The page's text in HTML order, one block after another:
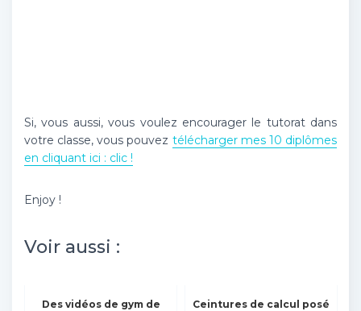
Si, vous aussi, vous voulez encourager le tutorat dans
votre classe, vous pouvez télécharger mes 10 diplômes
en cliquant ici : clic !
Enjoy !
Voir aussi :
Des vidéos de gym de
Ceintures de calcul posé